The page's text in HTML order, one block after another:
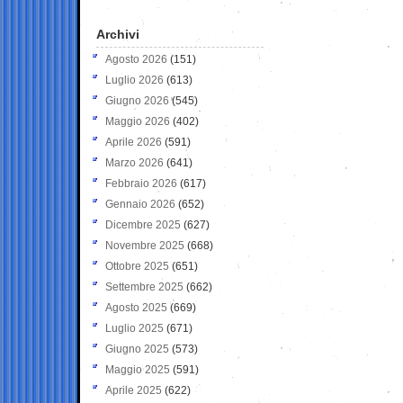
Archivi
Agosto 2026 (151)
Luglio 2026 (613)
Giugno 2026 (545)
Maggio 2026 (402)
Aprile 2026 (591)
Marzo 2026 (641)
Febbraio 2026 (617)
Gennaio 2026 (652)
Dicembre 2025 (627)
Novembre 2025 (668)
Ottobre 2025 (651)
Settembre 2025 (662)
Agosto 2025 (669)
Luglio 2025 (671)
Giugno 2025 (573)
Maggio 2025 (591)
Aprile 2025 (622)